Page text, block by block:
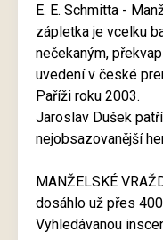
E. E. Schmitta -
zápletka je vcelku
nečekaným,
uvedení v české
Paříži roku 2003.
Jaroslav Dušek
nejobsazovanější
MANŽELSKÉ
dosáhlo už přes
Vyhledávanou